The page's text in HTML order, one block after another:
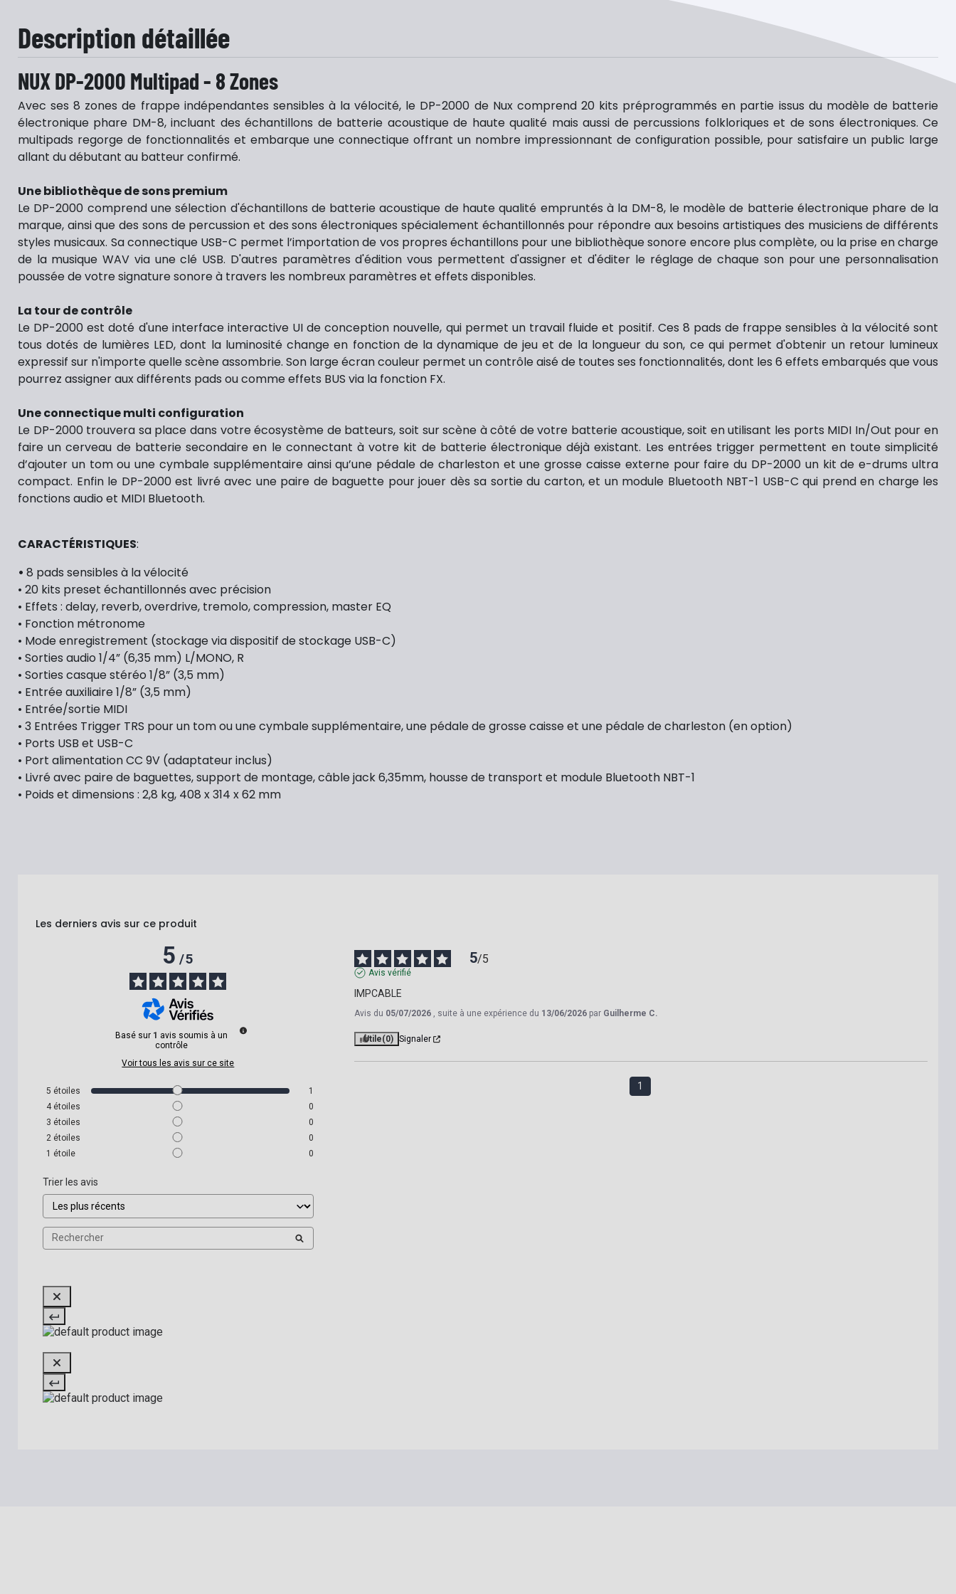
Description détaillée
NUX DP-2000 Multipad - 8 Zones
Avec ses 8 zones de frappe indépendantes sensibles à la vélocité, le DP-2000 de Nux comprend 20 kits préprogrammés en partie issus du modèle de batterie
électronique phare DM-8, incluant des échantillons de batterie acoustique de haute qualité mais aussi de percussions folkloriques et de sons électroniques. Ce
multipads regorge de fonctionnalités et embarque une connectique offrant un nombre impressionnant de configuration possible, pour satisfaire un public large
allant du débutant au batteur confirmé.
Une bibliothèque de sons premium
Le DP-2000 comprend une sélection d'échantillons de batterie acoustique de haute qualité empruntés à la DM-8, le modèle de batterie électronique phare de la
marque, ainsi que des sons de percussion et des sons électroniques spécialement échantillonnés pour répondre aux besoins artistiques des musiciens de différents
styles musicaux. Sa connectique USB-C permet l’importation de vos propres échantillons pour une bibliothèque sonore encore plus complète, ou la prise en charge
de la musique WAV via une clé USB. D'autres paramètres d'édition vous permettent d'assigner et d'éditer le réglage de chaque son pour une personnalisation
poussée de votre signature sonore à travers les nombreux paramètres et effets disponibles.
La tour de contrôle
Le DP-2000 est doté d'une interface interactive UI de conception nouvelle, qui permet un travail fluide et positif. Ces 8 pads de frappe sensibles à la vélocité sont
tous dotés de lumières LED, dont la luminosité change en fonction de la dynamique de jeu et de la longueur du son, ce qui permet d'obtenir un retour lumineux
expressif sur n'importe quelle scène assombrie. Son large écran couleur permet un contrôle aisé de toutes ses fonctionnalités, dont les 6 effets embarqués que vous
pourrez assigner aux différents pads ou comme effets BUS via la fonction FX.
Une connectique multi configuration
Le DP-2000 trouvera sa place dans votre écosystème de batteurs, soit sur scène à côté de votre batterie acoustique, soit en utilisant les ports MIDI In/Out pour en
faire un cerveau de batterie secondaire en le connectant à votre kit de batterie électronique déjà existant. Les entrées trigger permettent en toute simplicité
d’ajouter un tom ou une cymbale supplémentaire ainsi qu’une pédale de charleston et une grosse caisse externe pour faire du DP-2000 un kit de e-drums ultra
compact. Enfin le DP-2000 est livré avec une paire de baguette pour jouer dès sa sortie du carton, et un module Bluetooth NBT-1 USB-C qui prend en charge les
fonctions audio et MIDI Bluetooth.
CARACTÉRISTIQUES:
• 8 pads sensibles à la vélocité
• 20 kits preset échantillonnés avec précision
• Effets : delay, reverb, overdrive, tremolo, compression, master EQ
• Fonction métronome
• Mode enregistrement (stockage via dispositif de stockage USB-C)
• Sorties audio 1/4” (6,35 mm) L/MONO, R
• Sorties casque stéréo 1/8” (3,5 mm)
• Entrée auxiliaire 1/8” (3,5 mm)
• Entrée/sortie MIDI
• 3 Entrées Trigger TRS pour un tom ou une cymbale supplémentaire, une pédale de grosse caisse et une pédale de charleston (en option)
• Ports USB et USB-C
• Port alimentation CC 9V (adaptateur inclus)
• Livré avec paire de baguettes, support de montage, câble jack 6,35mm, housse de transport et module Bluetooth NBT-1
• Poids et dimensions : 2,8 kg, 408 x 314 x 62 mm
Les derniers avis sur ce produit
5/5
Basé sur 1 avis soumis à un
contrôle
Voir tous les avis sur ce site
5 étoiles
1
4 étoiles
0
3 étoiles
0
2 étoiles
0
1 étoile 0
Trier les avis
5/5
Avis vérifié
IMPCABLE
Avis du 05/07/2026 , suite à une expérience du 13/06/2026 par Guilherme C.
Utile(0) Signaler
1